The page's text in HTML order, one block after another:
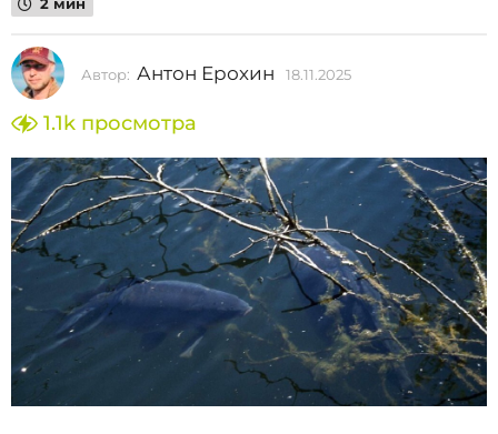
1
.
2
0
5
1
8
.
2
2 мин
Автор: Антон Ерохин 18.11.2025
1
.
2
5
1.1k просмотра